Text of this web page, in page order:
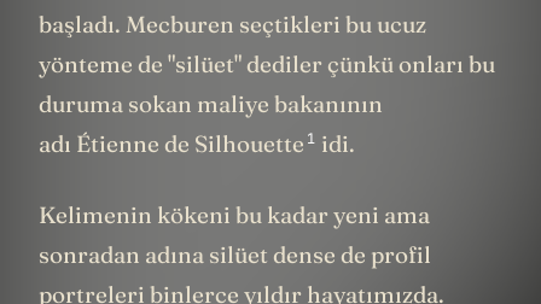
başladı. Mecburen seçtikleri bu ucuz
yönteme de "silüet" dediler çünkü onları bu
duruma sokan maliye bakanının
adı Étienne de Silhouette 1 idi.
Kelimenin kökeni bu kadar yeni ama
sonradan adına silüet dense de profil
portreleri binlerce yıldır hayatımızda.